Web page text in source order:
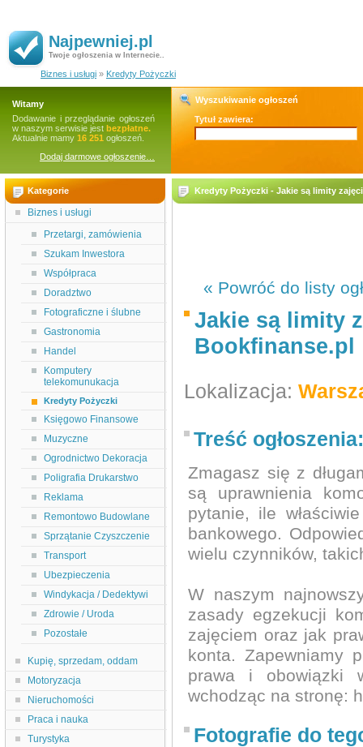
Najpewniej.pl
Twoje ogłoszenia w Internecie..
Biznes i usługi » Kredyty Pożyczki
Witamy
Dodawanie i przeglądanie ogłoszeń
w naszym serwisie jest bezpłatne.
Aktualnie mamy 16 251 ogłoszeń.
Dodaj darmowe ogłoszenie…
Wyszukiwanie ogłoszeń
Tytuł zawiera:
Kategorie
Biznes i usługi
Przetargi, zamówienia
Szukam Inwestora
Współpraca
Doradztwo
Fotograficzne i ślubne
Gastronomia
Handel
Komputery
telekomunukacja
Kredyty Pożyczki
Księgowo Finansowe
Muzyczne
Ogrodnictwo Dekoracja
Poligrafia Drukarstwo
Reklama
Remontowo Budowlane
Sprzątanie Czyszczenie
Transport
Ubezpieczenia
Windykacja / Dedektywi
Zdrowie / Uroda
Pozostałe
Kupię, sprzedam, oddam
Motoryzacja
Nieruchomości
Praca i nauka
Turystyka
Kredyty Pożyczki - Jakie są limity
« Powróć do listy
Jakie są limity
Bookfinanse.pl
Lokalizacja:
Treść ogłoszenia:
Zmagasz się z
są uprawnienia
pytanie, ile
bankowego.
wielu czynników,
W naszym
zasady egzekucji
zajęciem oraz jak
konta. Zapewniamy
prawa i obowiązki
wchodząc na stronę:
Fotografie do